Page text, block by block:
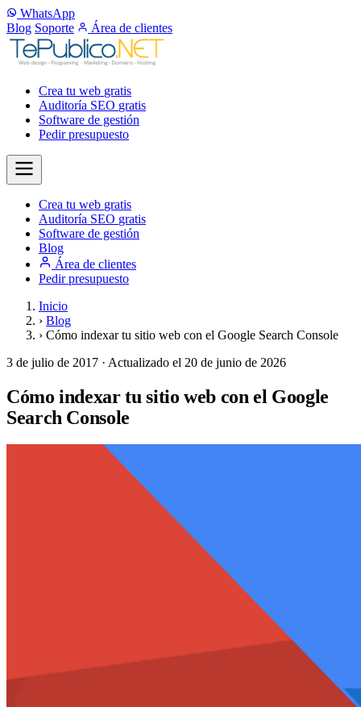
WhatsApp
Blog Soporte Área de clientes
Crea tu web gratis
Auditoría SEO gratis
Software de gestión
Pedir presupuesto
Crea tu web gratis
Auditoría SEO gratis
Software de gestión
Blog
Área de clientes
Pedir presupuesto
Inicio
› Blog
› Cómo indexar tu sitio web con el Google Search Console
3 de julio de 2017 · Actualizado el 20 de junio de 2026
Cómo indexar tu sitio web con el Google
Search Console